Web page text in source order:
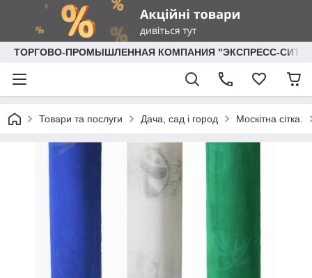
ТОРГОВО-ПРОМЫШЛЕННАЯ КОМПАНИЯ "ЭКСПРЕСС-СИТИ"
Товари та послуги Дача, сад і город Москітна сітка.